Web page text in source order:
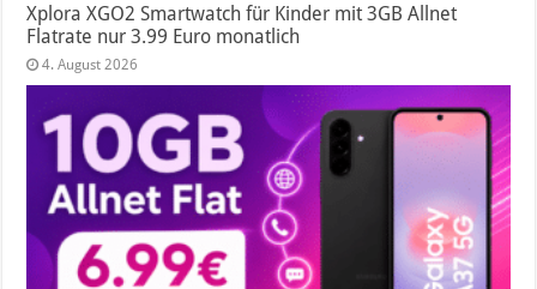
Xplora XGO2 Smartwatch für Kinder mit 3GB Allnet
Flatrate nur 3.99 Euro monatlich
4. August 2026